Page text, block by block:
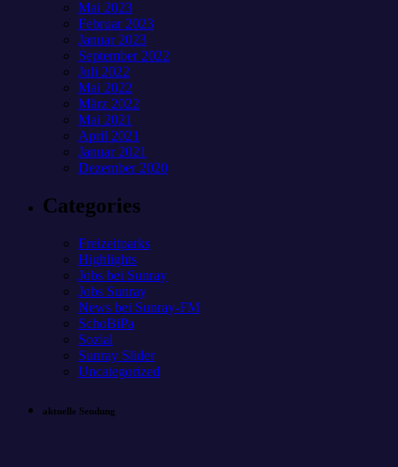
Mai 2023
Februar 2023
Januar 2023
September 2022
Juli 2022
Mai 2022
März 2022
Mai 2021
April 2021
Januar 2021
Dezember 2020
Categories
Freizeitparks
Highlights
Jobs bei Sunray
Jobs Sunray
News bei Sunray-FM
SchoBiPa
Sozial
Sunray Slider
Uncategorized
aktuelle Sendung